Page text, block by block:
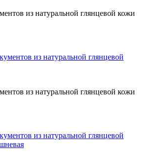
из натуральной глянцевой кожи
из натуральной глянцевой кожи